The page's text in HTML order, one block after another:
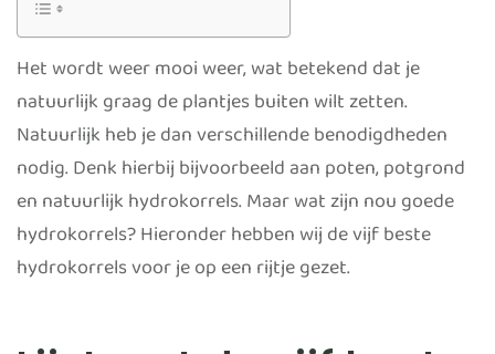
Het wordt weer mooi weer, wat betekend dat je
natuurlijk graag de plantjes buiten wilt zetten.
Natuurlijk heb je dan verschillende benodigdheden
nodig. Denk hierbij bijvoorbeeld aan poten, potgrond
en natuurlijk hydrokorrels. Maar wat zijn nou goede
hydrokorrels? Hieronder hebben wij de vijf beste
hydrokorrels voor je op een rijtje gezet.